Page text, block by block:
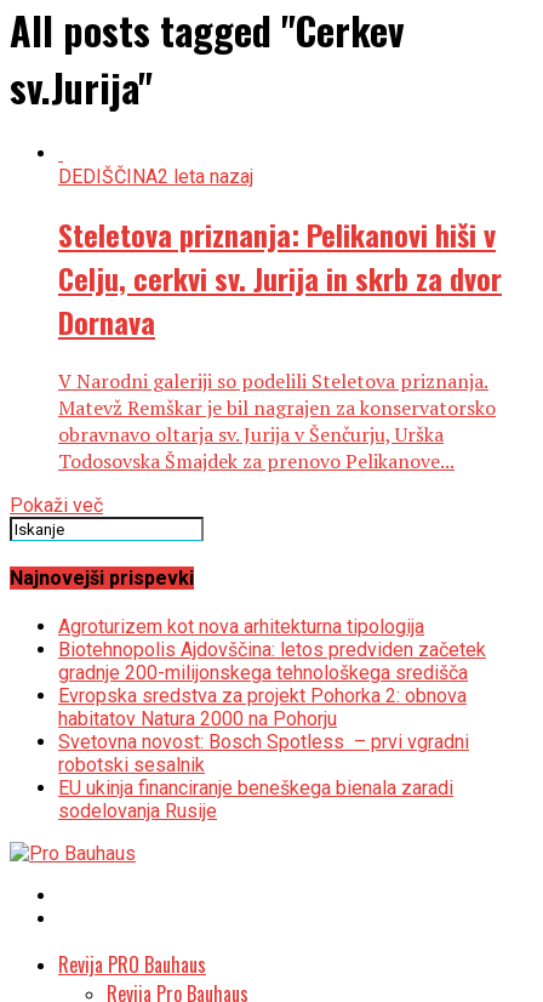
All posts tagged "Cerkev
sv.Jurija"
DEDIŠČINA2 leta nazaj
Steletova priznanja: Pelikanovi hiši v
Celju, cerkvi sv. Jurija in skrb za dvor
Dornava
V Narodni galeriji so podelili Steletova priznanja.
Matevž Remškar je bil nagrajen za konservatorsko
obravnavo oltarja sv. Jurija v Šenčurju, Urška
Todosovska Šmajdek za prenovo Pelikanove...
Pokaži več
Najnovejši prispevki
Agroturizem kot nova arhitekturna tipologija
Biotehnopolis Ajdovščina: letos predviden začetek
gradnje 200-milijonskega tehnološkega središča
Evropska sredstva za projekt Pohorka 2: obnova
habitatov Natura 2000 na Pohorju
Svetovna novost: Bosch Spotless – prvi vgradni
robotski sesalnik
EU ukinja financiranje beneškega bienala zaradi
sodelovanja Rusije
Revija PRO Bauhaus
Revija Pro Bauhaus